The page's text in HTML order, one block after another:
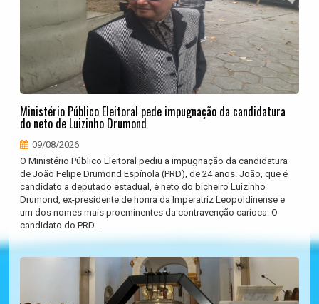
Ministério Público Eleitoral pede impugnação da candidatura
do neto de Luizinho Drumond
09/08/2026
O Ministério Público Eleitoral pediu a impugnação da candidatura
de João Felipe Drumond Espínola (PRD), de 24 anos. João, que é
candidato a deputado estadual, é neto do bicheiro Luizinho
Drumond, ex-presidente de honra da Imperatriz Leopoldinense e
um dos nomes mais proeminentes da contravenção carioca. O
candidato do PRD...